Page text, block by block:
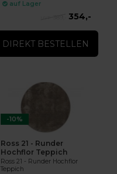
auf Lager
354,-
DIREKT BESTELLEN
-10%
Ross 21 - Runder
Hochflor Teppich
Ross 21 - Runder Hochflor
Teppich